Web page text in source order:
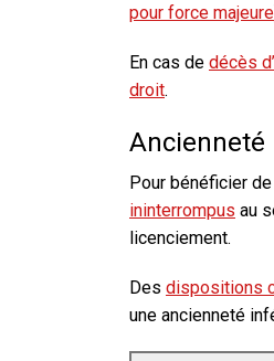
pour force majeure
En cas de décès
droit.
Ancienneté
Pour bénéficier
ininterrompus au
licenciement.
Des dispositions
une ancienneté